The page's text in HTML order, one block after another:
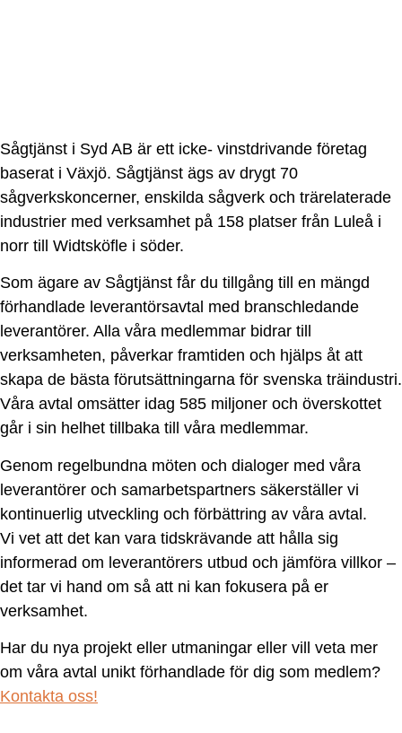
Sågtjänst i Syd AB är ett icke- vinstdrivande företag
baserat i Växjö. Sågtjänst ägs av drygt 70
sågverkskoncerner, enskilda sågverk och trärelaterade
industrier med verksamhet på 158 platser från Luleå i
norr till Widtsköfle i söder.
Som ägare av Sågtjänst får du tillgång till en mängd
förhandlade leverantörsavtal med branschledande
leverantörer. Alla våra medlemmar bidrar till
verksamheten, påverkar framtiden och hjälps åt att
skapa de bästa förutsättningarna för svenska träindustri.
Våra avtal omsätter idag 585 miljoner och överskottet
går i sin helhet tillbaka till våra medlemmar.
Genom regelbundna möten och dialoger med våra
leverantörer och samarbetspartners säkerställer vi
kontinuerlig utveckling och förbättring av våra avtal.
Vi vet att det kan vara tidskrävande att hålla sig
informerad om leverantörers utbud och jämföra villkor –
det tar vi hand om så att ni kan fokusera på er
verksamhet.
Har du nya projekt eller utmaningar eller vill veta mer
om våra avtal unikt förhandlade för dig som medlem?
Kontakta oss!